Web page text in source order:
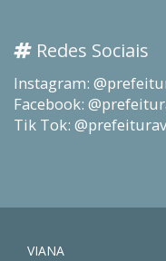
Redes Sociais
Instagram:
Facebook:
Tik Tok:
VIANA